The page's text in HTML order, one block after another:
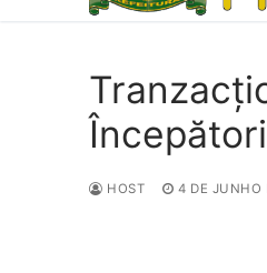
HOST 4 DE JUNHO